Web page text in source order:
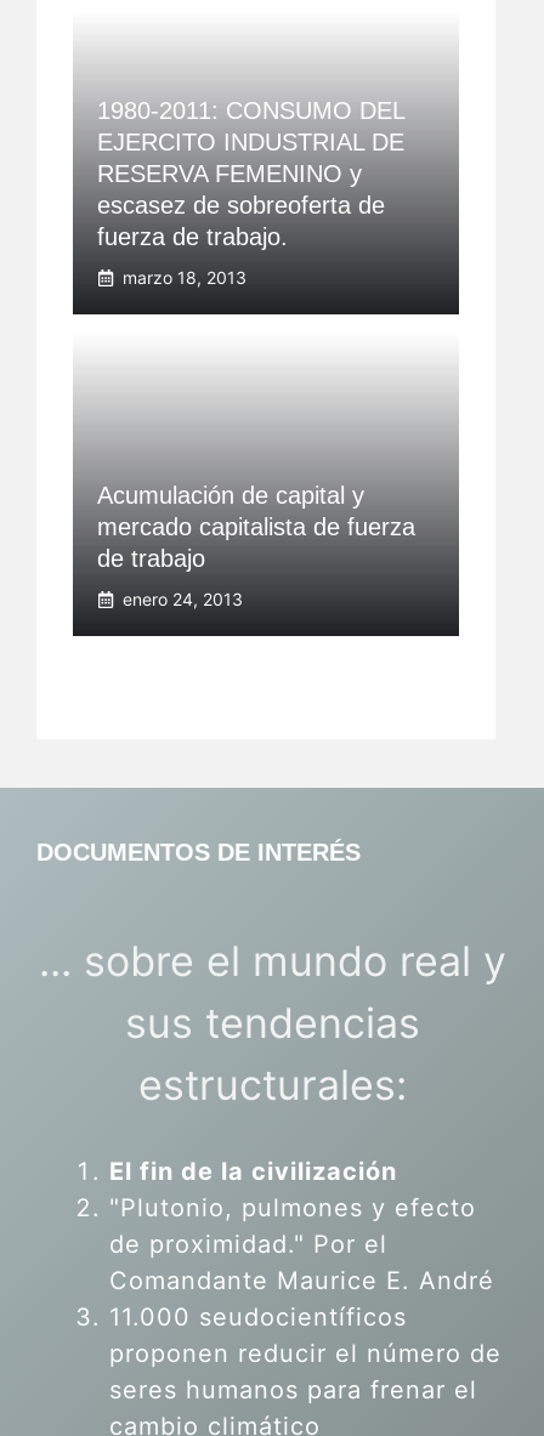
1980-2011: CONSUMO DEL
EJERCITO INDUSTRIAL DE
RESERVA FEMENINO y
escasez de sobreoferta de
fuerza de trabajo.
marzo 18, 2013
Acumulación de capital y
mercado capitalista de fuerza
de trabajo
enero 24, 2013
DOCUMENTOS DE INTERÉS
... sobre el mundo real y
sus tendencias
estructurales:
El fin de la civilización
"Plutonio, pulmones y efecto
de proximidad." Por el
Comandante Maurice E. André
11.000 seudocientíficos
proponen reducir el número de
seres humanos para frenar el
cambio climático